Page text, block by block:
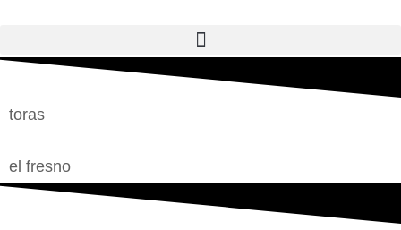
toras
el fresno